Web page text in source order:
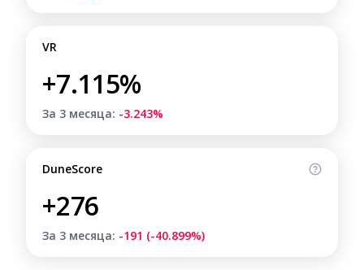
VR
+7.115%
За 3 месяца: -3.243%
DuneScore
+276
За 3 месяца: -191 (-40.899%)